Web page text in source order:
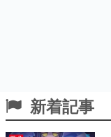
新着記事